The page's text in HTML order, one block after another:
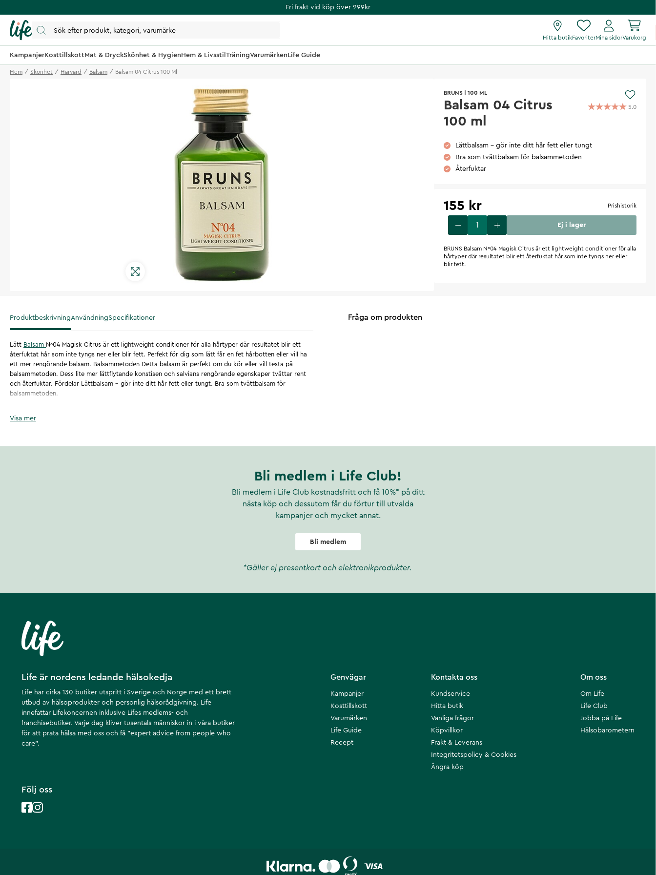
Fri frakt vid köp över 299kr
Hitta butikFavoriterMina sidorVarukorg
KampanjerKosttillskottMat & DryckSkönhet & HygienHem & Livsstil TräningVarumärkenLife Guide
Hem Skonhet Harvard Balsam Balsam 04 Citrus 100 Ml
BRUNS 100 ML
Balsam 04 Citrus
100 ml
5.0
Lättbalsam - gör inte ditt hår fett eller tungt
Bra som tvättbalsam för balsammetoden
Återfuktar
155 kr Prishistorik
Ej i lager
BRUNS Balsam Nº04 Magisk Citrus är ett lightweight conditioner för alla
hårtyper där resultatet blir ett återfuktat hår som inte tyngs ner eller
blir fett.
ProduktbeskrivningAnvändningSpecifikationer
Lätt Balsam Nº04 Magisk Citrus är ett lightweight conditioner för alla hårtyper där resultatet blir ett
återfuktat hår som inte tyngs ner eller blir fett. Perfekt för dig som lätt får en fet hårbotten eller vill ha
ett mer rengörande balsam. Balsammetoden Detta balsam är perfekt om du kör eller vill testa på
balsammetoden. Dess lite mer lättflytande konstisen och salvians rengörande egenskaper tvättar rent
och återfuktar. Fördelar Lättbalsam - gör inte ditt hår fett eller tungt. Bra som tvättbalsam för
balsammetoden.
Visa mer
Fråga om produkten
Bli medlem i Life Club!
Bli medlem i Life Club kostnadsfritt och få 10%* på ditt
nästa köp och dessutom får du förtur till utvalda
kampanjer och mycket annat.
Bli medlem
*Gäller ej presentkort och elektronikprodukter.
Life är nordens ledande hälsokedja
Life har cirka 130 butiker utspritt i Sverige och Norge med ett brett
utbud av hälsoprodukter och personlig hälsorådgivning. Life
innefattar Lifekoncernen inklusive Lifes medlems- och
franchisebutiker. Varje dag kliver tusentals människor in i våra butiker
för att prata hälsa med oss och få ”expert advice from people who
care”.
Om oss
Om Life
Life Club
Jobba på Life
Hälsobarometern
Kontakta oss
Kundservice
Hitta butik
Vanliga frågor
Köpvillkor
Frakt & Leverans
Integritetspolicy & Cookies
Ångra köp
Genvägar
Kampanjer
Kosttillskott
Varumärken
Life Guide
Recept
Följ oss